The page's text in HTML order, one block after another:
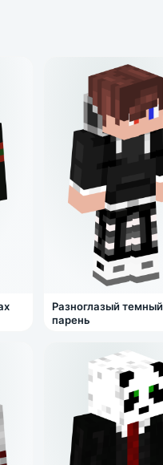
Разноглазый темный
парень